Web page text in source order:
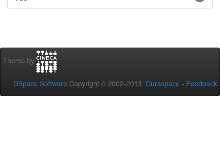
Theme by
DSpace Software Copyright © 2002-2013 Duraspace - Feedback